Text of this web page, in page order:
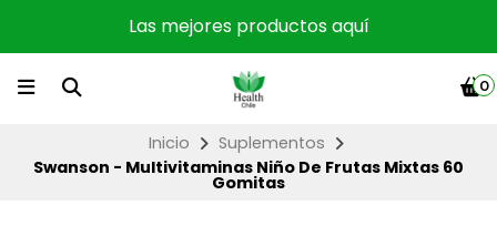
Las mejores productos aquí
0
Inicio
Suplementos
Swanson - Multivitaminas Niño De Frutas Mixtas 60
Gomitas